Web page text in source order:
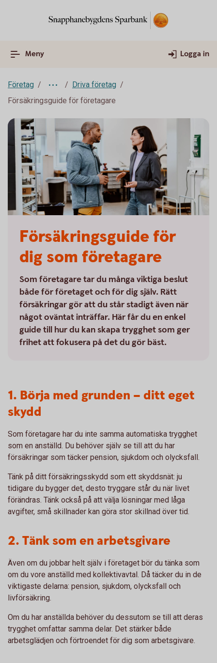
Meny Logga in
Företag
Driva företag
Försäkringsguide för företagare
Försäkringsguide för
dig som företagare
Som företagare tar du många viktiga beslut
både för företaget och för dig själv. Rätt
försäkringar gör att du står stadigt även när
något oväntat inträffar. Här får du en enkel
guide till hur du kan skapa trygghet som ger
frihet att fokusera på det du gör bäst.
1. Börja med grunden – ditt eget
skydd
Som företagare har du inte samma automatiska trygghet
som en anställd. Du behöver själv se till att du har
försäkringar som täcker pension, sjukdom och olycksfall.
Tänk på ditt försäkringsskydd som ett skyddsnät: ju
tidigare du bygger det, desto tryggare står du när livet
förändras. Tänk också på att välja lösningar med låga
avgifter, små skillnader kan göra stor skillnad över tid.
2. Tänk som en arbetsgivare
Även om du jobbar helt själv i företaget bör du tänka som
om du vore anställd med kollektivavtal. Då täcker du in de
viktigaste delarna: pension, sjukdom, olycksfall och
livförsäkring.
Om du har anställda behöver du dessutom se till att deras
trygghet omfattar samma delar. Det stärker både
arbetsglädjen och förtroendet för dig som arbetsgivare.